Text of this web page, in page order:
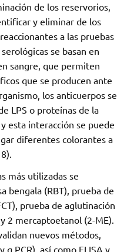
de los reservorios,
y eliminar de los
a las pruebas
se basan en
sangre, que permiten
que se producen ante
los anticuerpos se
LPS o proteínas de la
esta interacción se puede
diferentes colorantes a
más utilizadas se
bengala (RBT), prueba de
prueba de aglutinación
2 mercaptoetanol (2-ME).
nuevos métodos,
q PCR), así como ELISA y